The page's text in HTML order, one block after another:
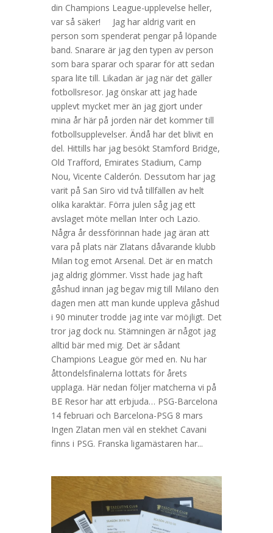
din Champions League-upplevelse heller,
var så säker! Jag har aldrig varit en
person som spenderat pengar på löpande
band. Snarare är jag den typen av person
som bara sparar och sparar för att sedan
spara lite till. Likadan är jag när det gäller
fotbollsresor. Jag önskar att jag hade
upplevt mycket mer än jag gjort under
mina år här på jorden när det kommer till
fotbollsupplevelser. Ändå har det blivit en
del. Hittills har jag besökt Stamford Bridge,
Old Trafford, Emirates Stadium, Camp
Nou, Vicente Calderón. Dessutom har jag
varit på San Siro vid två tillfällen av helt
olika karaktär. Förra julen såg jag ett
avslaget möte mellan Inter och Lazio.
Några år dessförinnan hade jag äran att
vara på plats när Zlatans dåvarande klubb
Milan tog emot Arsenal. Det är en match
jag aldrig glömmer. Visst hade jag haft
gåshud innan jag begav mig till Milano den
dagen men att man kunde uppleva gåshud
i 90 minuter trodde jag inte var möjligt. Det
tror jag dock nu. Stämningen är något jag
alltid bär med mig. Det är sådant
Champions League gör med en. Nu har
åttondelsfinalerna lottats för årets
upplaga. Här nedan följer matcherna vi på
BE Resor har att erbjuda… PSG-Barcelona
14 februari och Barcelona-PSG 8 mars
Ingen Zlatan men väl en stekhet Cavani
finns i PSG. Franska ligamästaren har...